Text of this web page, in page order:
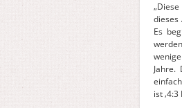
dieses
Es
ist